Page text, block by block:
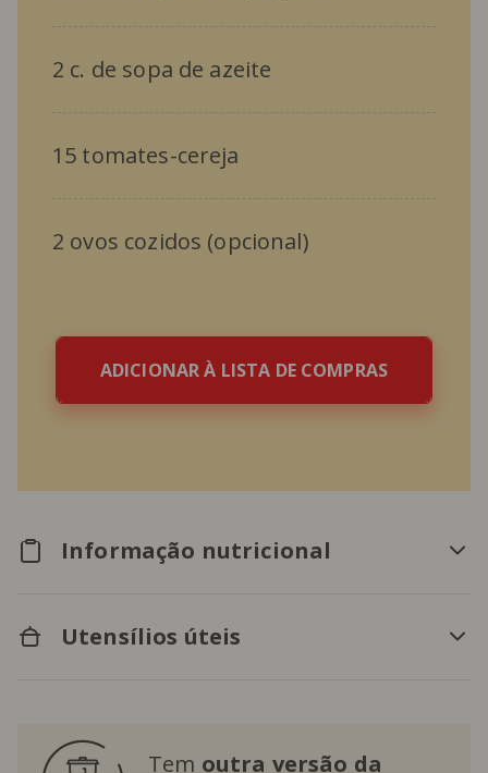
2 c. de sopa de azeite
15 tomates-cereja
2 ovos cozidos (opcional)
ADICIONAR À LISTA DE COMPRAS
Informação nutricional
Utensílios úteis
Tem outra versão da